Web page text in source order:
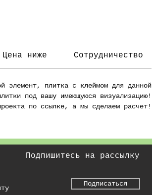
Купить
Цена ниже Сотрудничество
элемент, плитка с клеймом для данной
под вашу имеющуюся визуализацию!
по ссылке, а мы сделаем расчет!
Подпишитесь на рассылку
Подписаться